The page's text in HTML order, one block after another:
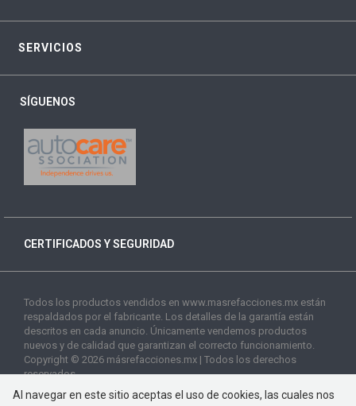
SERVICIOS
SÍGUENOS
CERTIFICADOS Y SEGURIDAD
Todos los productos vendidos en www.masrefacciones.mx están
respaldados por el fabricante. Los detalles de la garantía están
descritos en cada anuncio. Únicamente vendemos productos
nuevos y de calidad que garantizan el correcto funcionamiento.
Copyright © 2026 másrefacciones.mx | Todos los derechos
reservados
Al navegar en este sitio aceptas el uso de cookies, las cuales nos